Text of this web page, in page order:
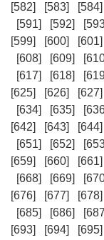
[582]
[583] [584]
[591]
[592]
[599]
[600] [601]
[608]
[609]
[617]
[618]
[625]
[626] [627]
[634]
[635]
[642]
[643] [644]
[651]
[652]
[659]
[660] [661]
[668]
[669]
[676]
[677] [678]
[685]
[686]
[693]
[694] [695]